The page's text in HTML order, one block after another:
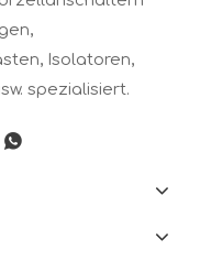
Isolatoren,
spezialisiert.